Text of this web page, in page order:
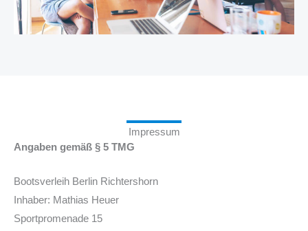
Impressum
Angaben gemäß § 5 TMG
Bootsverleih Berlin Richtershorn
Inhaber: Mathias Heuer
Sportpromenade 15